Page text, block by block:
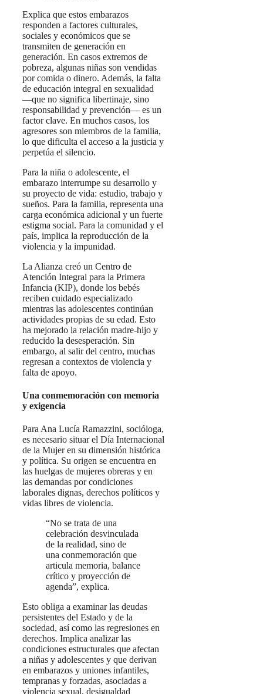
Explica que estos embarazos
responden a factores culturales,
sociales y económicos que se
transmiten de generación en
generación. En casos extremos de
pobreza, algunas niñas son vendidas
por comida o dinero. Además, la falta
de educación integral en sexualidad
—que no significa libertinaje, sino
responsabilidad y prevención— es un
factor clave. En muchos casos, los
agresores son miembros de la familia,
lo que dificulta el acceso a la justicia y
perpetúa el silencio.
Para la niña o adolescente, el
embarazo interrumpe su desarrollo y
su proyecto de vida: estudio, trabajo y
sueños. Para la familia, representa una
carga económica adicional y un fuerte
estigma social. Para la comunidad y el
país, implica la reproducción de la
violencia y la impunidad.
La Alianza creó un Centro de
Atención Integral para la Primera
Infancia (KIP), donde los bebés
reciben cuidado especializado
mientras las adolescentes continúan
actividades propias de su edad. Esto
ha mejorado la relación madre-hijo y
reducido la desesperación. Sin
embargo, al salir del centro, muchas
regresan a contextos de violencia y
falta de apoyo.
Una conmemoración con memoria
y exigencia
Para Ana Lucía Ramazzini, socióloga,
es necesario situar el Día Internacional
de la Mujer en su dimensión histórica
y política. Su origen se encuentra en
las huelgas de mujeres obreras y en
las demandas por condiciones
laborales dignas, derechos políticos y
vidas libres de violencia.
“No se trata de una
celebración desvinculada
de la realidad, sino de
una conmemoración que
articula memoria, balance
crítico y proyección de
agenda”, explica.
Esto obliga a examinar las deudas
persistentes del Estado y de la
sociedad, así como las regresiones en
derechos. Implica analizar las
condiciones estructurales que afectan
a niñas y adolescentes y que derivan
en embarazos y uniones infantiles,
tempranas y forzadas, asociadas a
violencia sexual, desigualdad